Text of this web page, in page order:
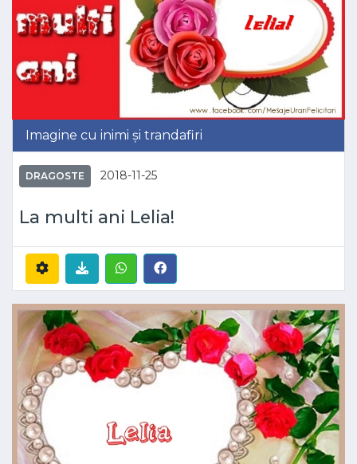
Imagine cu inimi și trandafiri
DRAGOSTE 2018-11-25
La multi ani Lelia!